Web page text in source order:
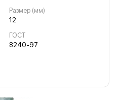
Размер (мм)
12
ГОСТ
8240-97